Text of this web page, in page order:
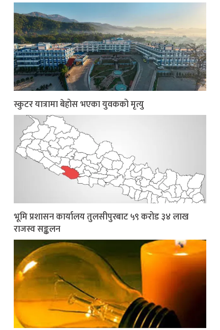
स्कुटर यात्रामा बेहोस भएका युवकको मृत्यु
भूमि प्रशासन कार्यालय तुलसीपुरबाट ५९ करोड ३४ लाख
राजस्व सङ्कलन